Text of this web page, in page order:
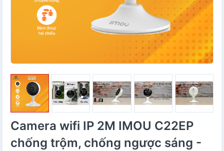
Camera wifi IP 2M IMOU C22EP
chống trộm, chống ngược sáng -